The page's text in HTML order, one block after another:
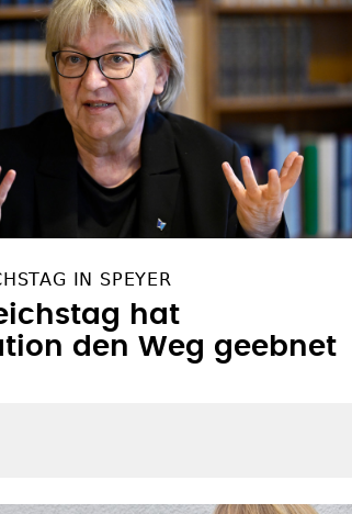
IN SPEYER
hat
den Weg geebnet